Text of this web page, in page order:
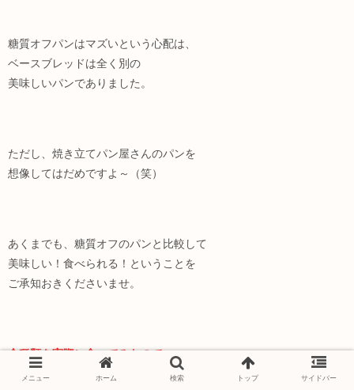
糖質オフパンはマズいという心配は、
ベースブレッドは全く別の
美味しいパンでありました。
ただし、焼き立てパン屋さんのパンを
想像してはだめですよ～（笑）
あくまでも、糖質オフのパンと比較して
美味しい！食べられる！ということを
ご承知おきくださいませ。
全種類を実際に食べてみたので、
味の感想を以下にまとめておきます。
メニュー ホーム 検索 トップ サイドバー